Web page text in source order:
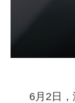
6月2日